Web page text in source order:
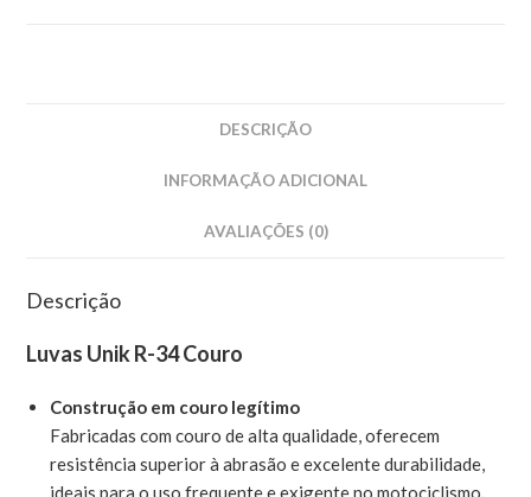
DESCRIÇÃO
INFORMAÇÃO ADICIONAL
AVALIAÇÕES (0)
Descrição
Luvas Unik R-34 Couro
Construção em couro legítimo
Fabricadas com couro de alta qualidade, oferecem
resistência superior à abrasão e excelente durabilidade,
ideais para o uso frequente e exigente no motociclismo.